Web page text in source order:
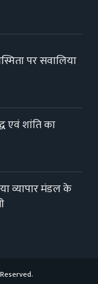
पर सवालिया
एवं शांति का
व्यापार मंडल के